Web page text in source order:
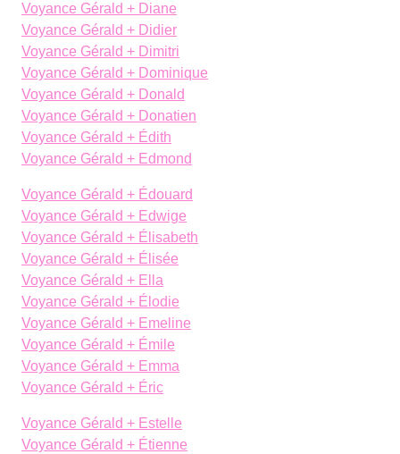
Voyance Gérald + Diane
Voyance Gérald + Didier
Voyance Gérald + Dimitri
Voyance Gérald + Dominique
Voyance Gérald + Donald
Voyance Gérald + Donatien
Voyance Gérald + Édith
Voyance Gérald + Edmond
Voyance Gérald + Édouard
Voyance Gérald + Edwige
Voyance Gérald + Élisabeth
Voyance Gérald + Élisée
Voyance Gérald + Ella
Voyance Gérald + Élodie
Voyance Gérald + Emeline
Voyance Gérald + Émile
Voyance Gérald + Emma
Voyance Gérald + Éric
Voyance Gérald + Estelle
Voyance Gérald + Étienne